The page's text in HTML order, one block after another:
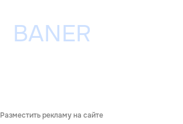
Разместить рекламу на сайте